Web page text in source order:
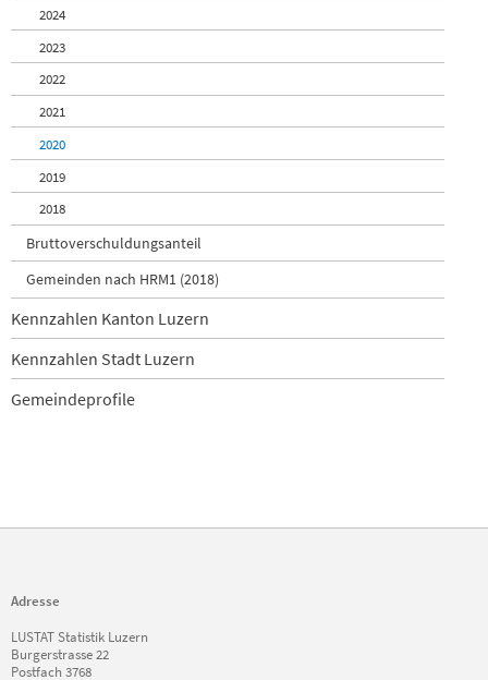
2024
2023
2022
2021
2020
2019
2018
Bruttoverschuldungsanteil
Gemeinden nach HRM1 (2018)
Kennzahlen Kanton Luzern
Kennzahlen Stadt Luzern
Gemeindeprofile
Adresse
LUSTAT Statistik Luzern
Burgerstrasse 22
Postfach 3768